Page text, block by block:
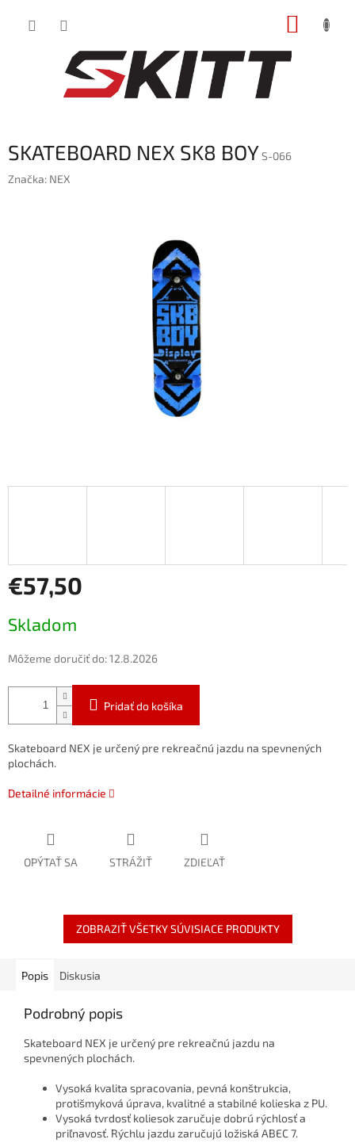
SKATEBOARD NEX SK8 BOYS-066
Značka: NEX
€57,50
cena:
Skladom
Môžeme doručiť do:12.8.2026
Pridať do košíka
Skateboard NEX je určený pre rekreačnú jazdu na spevnených
plochách.
Detailné informácie
OPÝTAŤ SA STRÁŽIŤ ZDIEĽAŤ
ZOBRAZIŤ VŠETKY SÚVISIACE PRODUKTY
Popis Diskusia
Podrobný popis
Skateboard NEX je určený pre rekreačnú jazdu na
spevnených plochách.
Vysoká kvalita spracovania, pevná konštrukcia,
protišmyková úprava, kvalitné a stabilné kolieska z PU.
Vysoká tvrdosť koliesok zaručuje dobrú rýchlosť a
priľnavosť. Rýchlu jazdu zaručujú ložiská ABEC 7.